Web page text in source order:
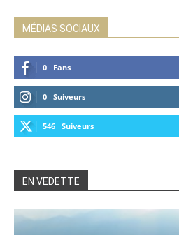
MÉDIAS SOCIAUX
0 Fans
0 Suiveurs
546 Suiveurs
EN VEDETTE